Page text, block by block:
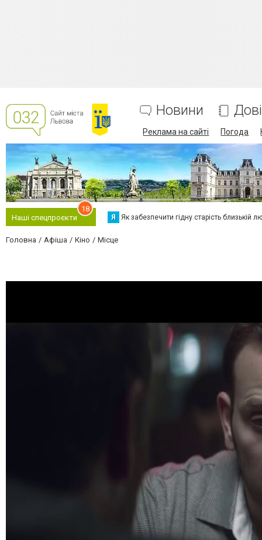
Новини
Реклама на сайті Погода
Наші спецпроєкти
18
Я Як забезпечити гідну старість близькій
Головна Афіша Кіно Місце